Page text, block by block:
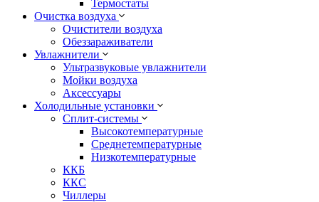
Термостаты
Очистка воздуха
Очистители воздуха
Обеззараживатели
Увлажнители
Ультразвуковые увлажнители
Мойки воздуха
Аксессуары
Холодильные установки
Сплит-системы
Высокотемпературные
Среднетемпературные
Низкотемпературные
ККБ
ККС
Чиллеры